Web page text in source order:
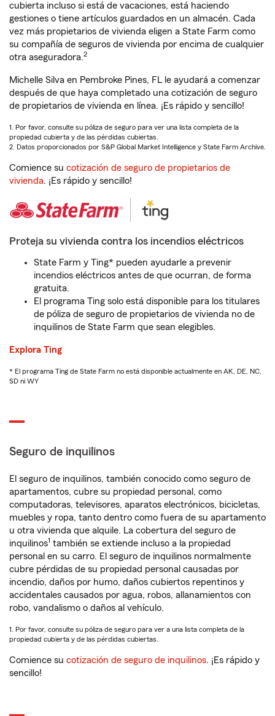
cubierta incluso si está de vacaciones, está haciendo
gestiones o tiene artículos guardados en un almacén. Cada
vez más propietarios de vivienda eligen a State Farm como
su compañía de seguros de vivienda por encima de cualquier
otra aseguradora.2
Michelle Silva en Pembroke Pines, FL le ayudará a comenzar
después de que haya completado una cotización de seguro
de propietarios de vivienda en línea. ¡Es rápido y sencillo!
1. Por favor, consulte su póliza de seguro para ver una lista completa de la
propiedad cubierta y de las pérdidas cubiertas.
2. Datos proporcionados por S&P Global Market Intelligence y State Farm Archive.
Comience su cotización de seguro de propietarios de
vivienda. ¡Es rápido y sencillo!
Proteja su vivienda contra los incendios eléctricos
State Farm y Ting* pueden ayudarle a prevenir
incendios eléctricos antes de que ocurran, de forma
gratuita.
El programa Ting solo está disponible para los titulares
de póliza de seguro de propietarios de vivienda no de
inquilinos de State Farm que sean elegibles.
Explora Ting
* El programa Ting de State Farm no está disponible actualmente en AK, DE, NC,
SD ni WY
Seguro de inquilinos
El seguro de inquilinos, también conocido como seguro de
apartamentos, cubre su propiedad personal, como
computadoras, televisores, aparatos electrónicos, bicicletas,
muebles y ropa, tanto dentro como fuera de su apartamento
u otra vivienda que alquile. La cobertura del seguro de
inquilinos1 también se extiende incluso a la propiedad
personal en su carro. El seguro de inquilinos normalmente
cubre pérdidas de su propiedad personal causadas por
incendio, daños por humo, daños cubiertos repentinos y
accidentales causados por agua, robos, allanamientos con
robo, vandalismo o daños al vehículo.
1. Por favor, consulte su póliza de seguro para ver a una lista completa de la
propiedad cubierta y de las pérdidas cubiertas.
Comience su cotización de seguro de inquilinos. ¡Es rápido y
sencillo!